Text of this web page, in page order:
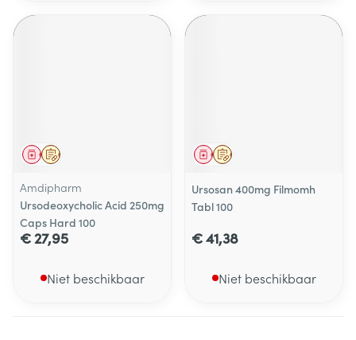
Op voorschrift
Geneesmiddel
Amdipharm
Ursodeoxycholic Acid 250mg
Caps Hard 100
€ 27,95
Niet beschikbaar
Op voorschrift
Geneesmiddel
Ursosan 400mg Filmomh
Tabl 100
€ 41,38
Niet beschikbaar